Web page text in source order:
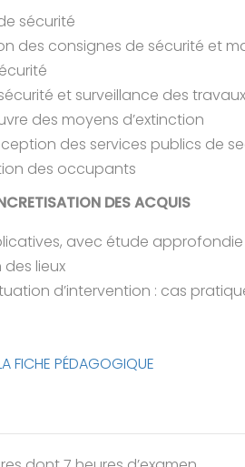
sécurité
des consignes de sécurité et
et surveillance des travaux
des moyens d’extinction
des services publics de
des occupants
DES ACQUIS
avec étude
lieux
d’intervention : cas
FICHE PÉDAGOGIQUE